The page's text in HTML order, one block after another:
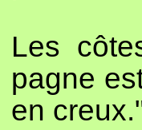
Les
pagne
en